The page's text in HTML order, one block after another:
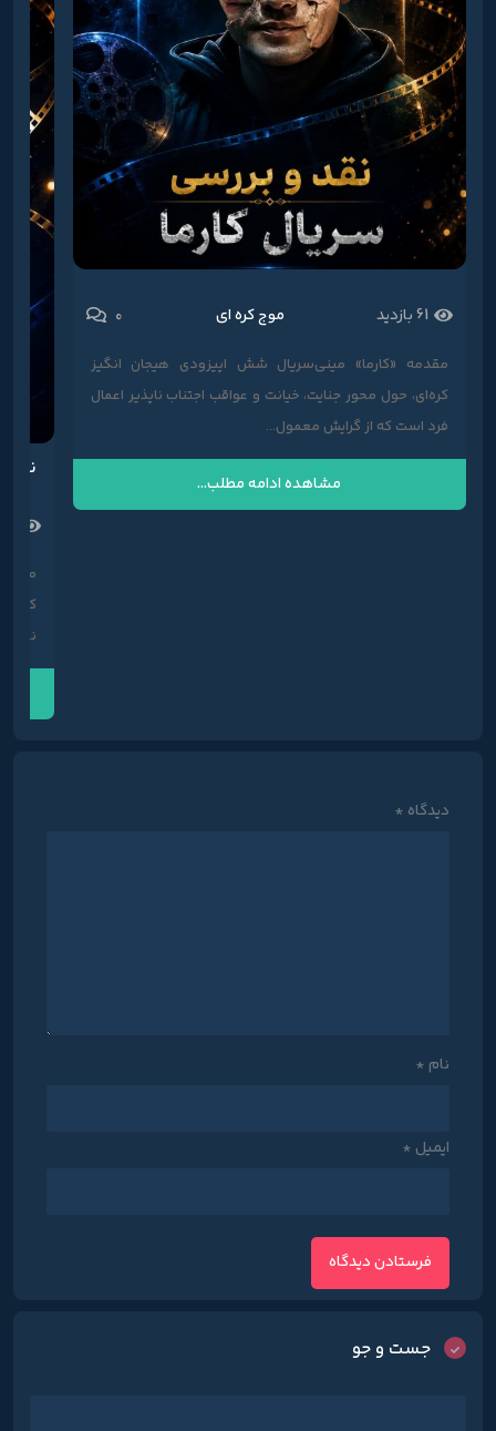
61 بازدید موج کره ای 0
مقدمه «کارما» مینی‌سریال شش اپیزودی هیجان انگیز
کره‌ای، حول محور جنایت، خیانت و عواقب اجتناب ناپذیر اعمال
فرد است که از گرایش معمول...
مشاهده ادامه مطلب...
نقد
که
نموند.
دیدگاه *
نام *
ایمیل *
جست و جو